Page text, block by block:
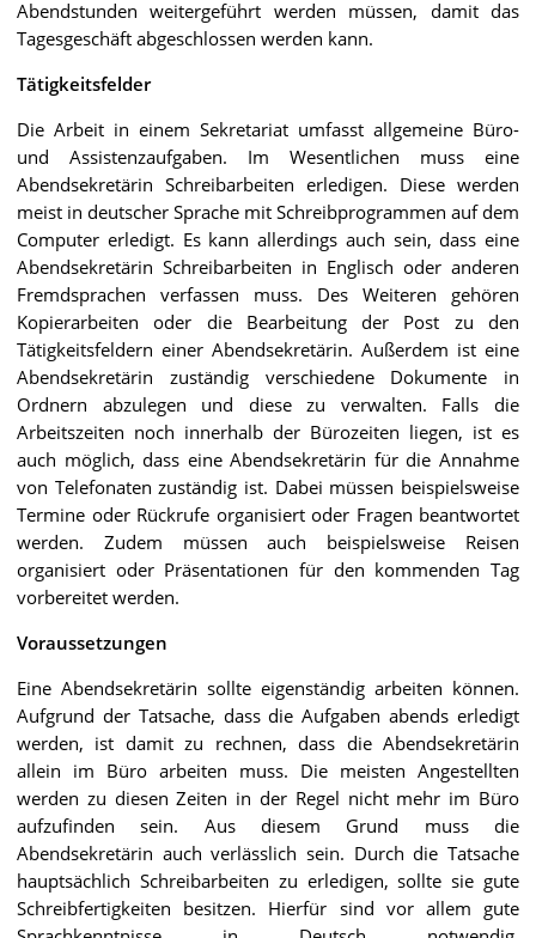
Abendstunden weitergeführt werden müssen, damit das
Tagesgeschäft abgeschlossen werden kann.
Tätigkeitsfelder
Die Arbeit in einem Sekretariat umfasst allgemeine Büro-
und Assistenzaufgaben. Im Wesentlichen muss eine
Abendsekretärin Schreibarbeiten erledigen. Diese werden
meist in deutscher Sprache mit Schreibprogrammen auf dem
Computer erledigt. Es kann allerdings auch sein, dass eine
Abendsekretärin Schreibarbeiten in Englisch oder anderen
Fremdsprachen verfassen muss. Des Weiteren gehören
Kopierarbeiten oder die Bearbeitung der Post zu den
Tätigkeitsfeldern einer Abendsekretärin. Außerdem ist eine
Abendsekretärin zuständig verschiedene Dokumente in
Ordnern abzulegen und diese zu verwalten. Falls die
Arbeitszeiten noch innerhalb der Bürozeiten liegen, ist es
auch möglich, dass eine Abendsekretärin für die Annahme
von Telefonaten zuständig ist. Dabei müssen beispielsweise
Termine oder Rückrufe organisiert oder Fragen beantwortet
werden. Zudem müssen auch beispielsweise Reisen
organisiert oder Präsentationen für den kommenden Tag
vorbereitet werden.
Voraussetzungen
Eine Abendsekretärin sollte eigenständig arbeiten können.
Aufgrund der Tatsache, dass die Aufgaben abends erledigt
werden, ist damit zu rechnen, dass die Abendsekretärin
allein im Büro arbeiten muss. Die meisten Angestellten
werden zu diesen Zeiten in der Regel nicht mehr im Büro
aufzufinden sein. Aus diesem Grund muss die
Abendsekretärin auch verlässlich sein. Durch die Tatsache
hauptsächlich Schreibarbeiten zu erledigen, sollte sie gute
Schreibfertigkeiten besitzen. Hierfür sind vor allem gute